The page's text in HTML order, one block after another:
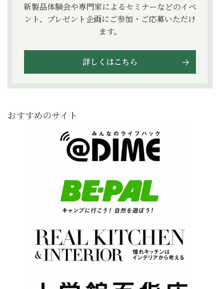
新製品体験会や専門家によるセミナーなどのイベ
ント、プレゼント企画にご参加・ご応募いただけ
ます。
詳しくはこちら
おすすめのサイト